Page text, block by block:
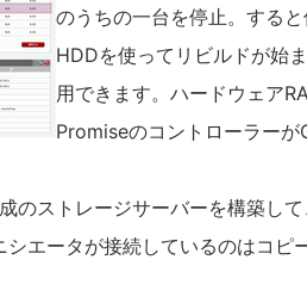
のうちの一台を停止。する
HDDを使ってリビルドが始
用できます。ハードウェア
Promiseのコントローラーが
のストレージサーバーを構築し
シエータが接続しているのはコピ